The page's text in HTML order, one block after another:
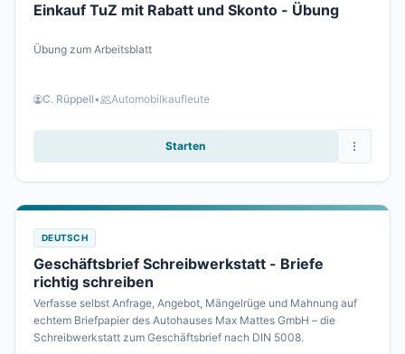
Einkauf TuZ mit Rabatt und Skonto - Übung
Übung zum Arbeitsblatt
C. Rüppell• Automobilkaufleute
Starten
DEUTSCH
Geschäftsbrief Schreibwerkstatt - Briefe
richtig schreiben
Verfasse selbst Anfrage, Angebot, Mängelrüge und Mahnung auf
echtem Briefpapier des Autohauses Max Mattes GmbH – die
Schreibwerkstatt zum Geschäftsbrief nach DIN 5008.